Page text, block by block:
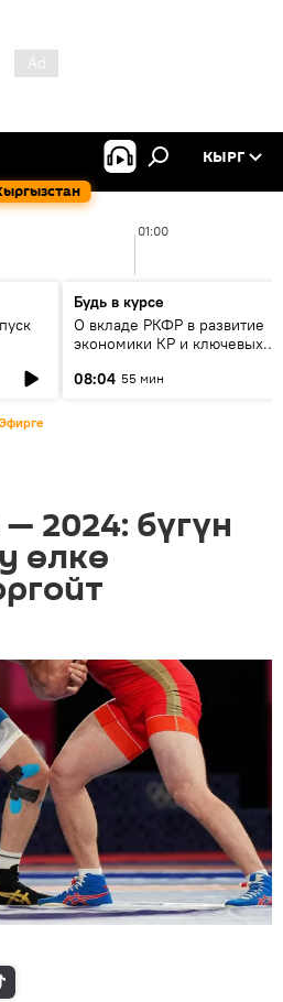
КЫРГ
01:00
Будь в курсе
О вкладе РКФР в развитие
экономики КР и ключевых
08:04 55 мин
2024: бүгүн
өлкө